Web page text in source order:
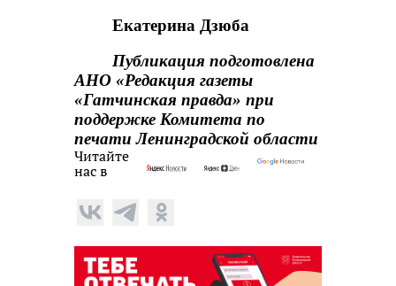
Екатерина Дзюба
Публикация подготовлена
АНО «Редакция газеты
«Гатчинская правда» при
поддержке Комитета по
печати Ленинградской области
Читайте
нас в